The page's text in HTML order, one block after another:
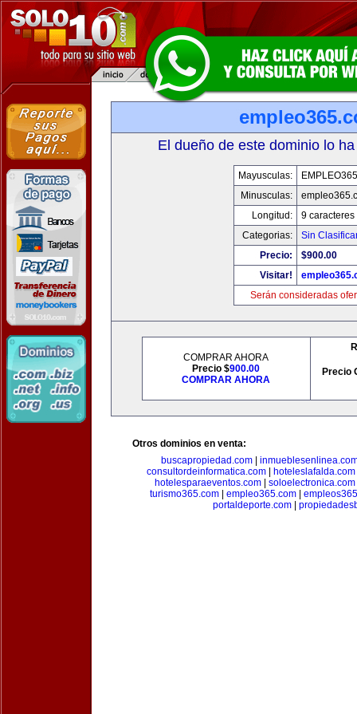
El dueño de este dominio lo
Mayusculas:
Minusculas:
Longitud:
9 caracteres
Categorias:
Sin
Precio:
$900.00
Visitar!
Serán consideradas
COMPRAR AHORA
Precio $900.00
COMPRAR AHORA
Precio
Otros dominios en venta:
buscapropiedad.com
consultordeinformatica.com| hoteleslafalda.com
hotelesparaeventos.com
soloelectronica.com
turismo365.com| empleo365.com|
portaldeporte.com|